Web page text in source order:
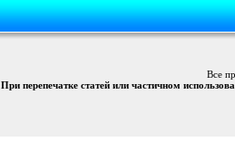
Все
При перепечатке статей или частичном